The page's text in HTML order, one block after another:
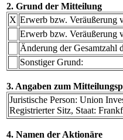
2. Grund der Mitteilung
X Erwerb bzw. Veräußerung
Erwerb bzw. Veräußerung
Änderung der Gesamtzahl
Sonstiger Grund:
3. Angaben zum
Juristische Person: Union
Registrierter Sitz, Staat:
4. Namen der Aktionäre